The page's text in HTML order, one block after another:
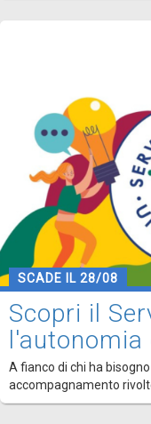
SCADE IL 28/08
Scopri il
l'autonomia
A fianco di chi ha
accompagnamento